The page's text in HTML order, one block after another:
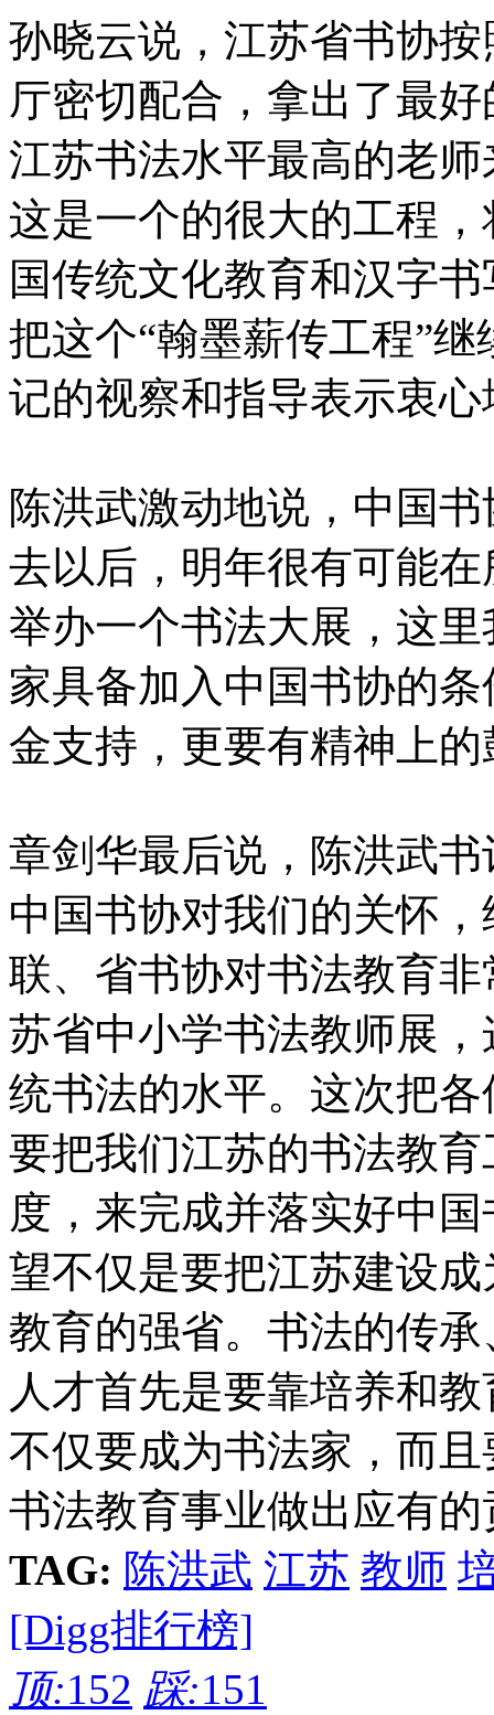
孙晓云说，江苏省书协
厅密切配合，拿出了最
江苏书法水平最高的老
这是一个的很大的工程
国传统文化教育和汉字
把这个“翰墨薪传工程”
记的视察和指导表示衷
陈洪武激动地说，中国
去以后，明年很有可能
举办一个书法大展，这
家具备加入中国书协的
金支持，更要有精神上的
章剑华最后说，陈洪武
中国书协对我们的关怀
联、省书协对书法教育
苏省中小学书法教师展
统书法的水平。这次把
要把我们江苏的书法教
度，来完成并落实好中
望不仅是要把江苏建设
教育的强省。书法的传
人才首先是要靠培养和
不仅要成为书法家，而
书法教育事业做出应有的
TAG: 陈洪武 江苏 教师
[Digg排行榜]
顶:152 踩:151